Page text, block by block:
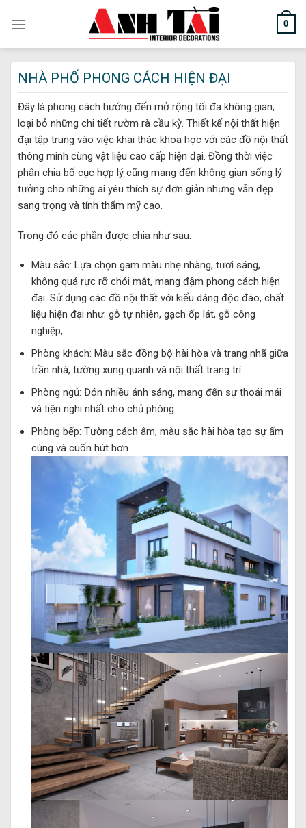
0
NHÀ PHỐ PHONG CÁCH HIỆN ĐẠI
Đây là phong cách hướng đến mở rộng tối đa không gian,
loại bỏ những chi tiết rườm rà cầu kỳ. Thiết kế nội thất hiện
đại tập trung vào việc khai thác khoa học với các đồ nội thất
thông minh cùng vật liệu cao cấp hiện đại. Đồng thời việc
phân chia bố cục hợp lý cũng mang đến không gian sống lý
tưởng cho những ai yêu thích sự đơn giản nhưng vẫn đẹp
sang trọng và tính thẩm mỹ cao.
Trong đó các phần được chia như sau:
Màu sắc: Lựa chọn gam màu nhẹ nhàng, tươi sáng,
không quá rực rỡ chói mắt, mang đậm phong cách hiện
đại. Sử dụng các đồ nội thất với kiểu dáng độc đáo, chất
liệu hiện đại như: gỗ tự nhiên, gạch ốp lát, gỗ công
nghiệp,…
Phòng khách: Màu sắc đồng bộ hài hòa và trang nhã giữa
trần nhà, tường xung quanh và nội thất trang trí.
Phòng ngủ: Đón nhiều ánh sáng, mang đến sự thoải mái
và tiện nghi nhất cho chủ phòng.
Phòng bếp: Tường cách âm, màu sắc hài hòa tạo sự ấm
cúng và cuốn hút hơn.